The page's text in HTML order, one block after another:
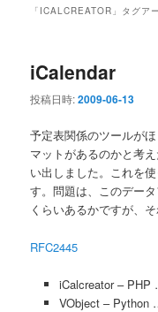
「 ICALCREATOR 」タグア
iCalendar
投稿日時:2009-06-13
予定表関係のツールが
マットがあるのかと考
い出しました。これを
す。問題は、このデー
くらいあるかですが、
RFC2445
iCalcreator – PHP
VObject – Python